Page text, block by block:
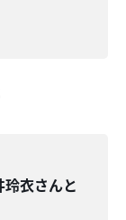
衣さんと